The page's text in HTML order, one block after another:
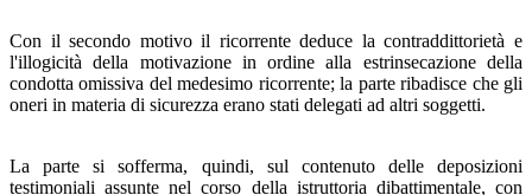
Con il secondo motivo il ricorrente deduce la contraddittorietà e
l'illogicità della motivazione in ordine alla estrinsecazione della
condotta omissiva del medesimo ricorrente; la parte ribadisce che gli
oneri in materia di sicurezza erano stati delegati ad altri soggetti.
La parte si sofferma, quindi, sul contenuto delle deposizioni
testimoniali assunte nel corso della istruttoria dibattimentale, con